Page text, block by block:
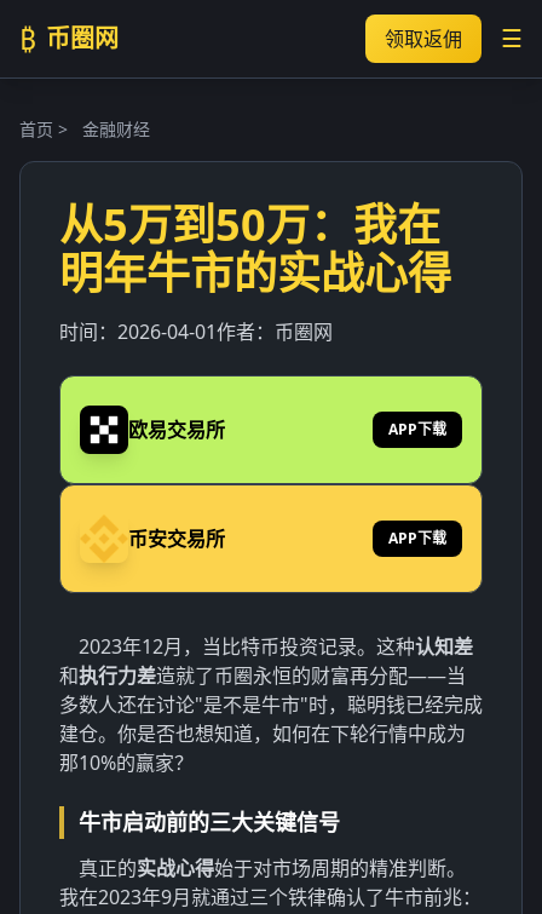
₿ 币圈网 领取返佣 ☰
首页 > 金融财经
从5万到50万：我在
明年牛市的实战心得
时间： 2026-04-01作者： 币圈网
欧易交易所 APP下载
币安交易所 APP下载
2023年12月，当比特币投资记录。这种认知差
和执行力差造就了币圈永恒的财富再分配——当
多数人还在讨论"是不是牛市"时，聪明钱已经完成
建仓。你是否也想知道，如何在下轮行情中成为
那10%的赢家？
牛市启动前的三大关键信号
真正的实战心得始于对市场周期的精准判断。
我在2023年9月就通过三个铁律确认了牛市前兆：